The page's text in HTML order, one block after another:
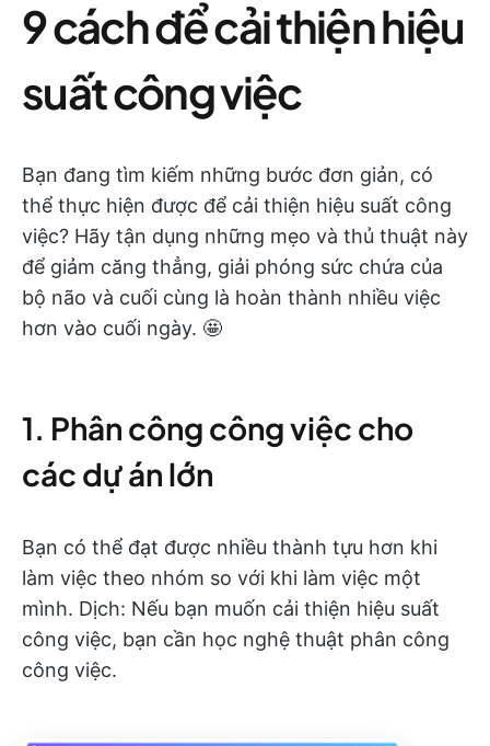
9 cách để cải thiện hiệu
suất công việc
Bạn đang tìm kiếm những bước đơn giản, có
thể thực hiện được để cải thiện hiệu suất công
việc? Hãy tận dụng những mẹo và thủ thuật này
để giảm căng thẳng, giải phóng sức chứa của
bộ não và cuối cùng là hoàn thành nhiều việc
hơn vào cuối ngày. 🤩
1. Phân công công việc cho
các dự án lớn
Bạn có thể đạt được nhiều thành tựu hơn khi
làm việc theo nhóm so với khi làm việc một
mình. Dịch: Nếu bạn muốn cải thiện hiệu suất
công việc, bạn cần học nghệ thuật phân công
công việc.